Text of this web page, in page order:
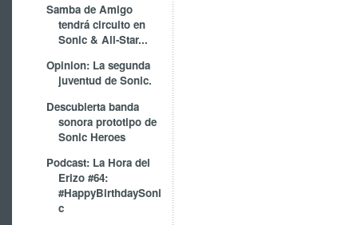
Samba de Amigo
tendrá circuito en
Sonic & All-Star...
Opinion: La segunda
juventud de Sonic.
Descubierta banda
sonora prototipo de
Sonic Heroes
Podcast: La Hora del
Erizo #64:
#HappyBirthdaySoni
c